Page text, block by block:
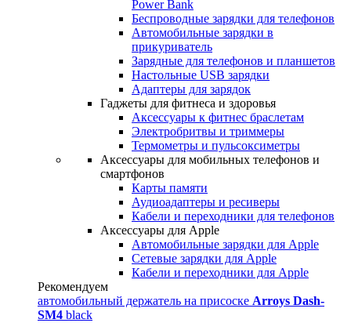
Power Bank
Беспроводные зарядки для телефонов
Автомобильные зарядки в
прикуриватель
Зарядные для телефонов и планшетов
Настольные USB зарядки
Адаптеры для зарядок
Гаджеты для фитнеса и здоровья
Аксессуары к фитнес браслетам
Электробритвы и триммеры
Термометры и пульсоксиметры
Аксессуары для мобильных телефонов и
смартфонов
Карты памяти
Аудиоадаптеры и ресиверы
Кабели и переходники для телефонов
Аксессуары для Apple
Автомобильные зарядки для Apple
Сетевые зарядки для Apple
Кабели и переходники для Apple
Рекомендуем
автомобильный держатель на присоске Arroys Dash-
SM4 black